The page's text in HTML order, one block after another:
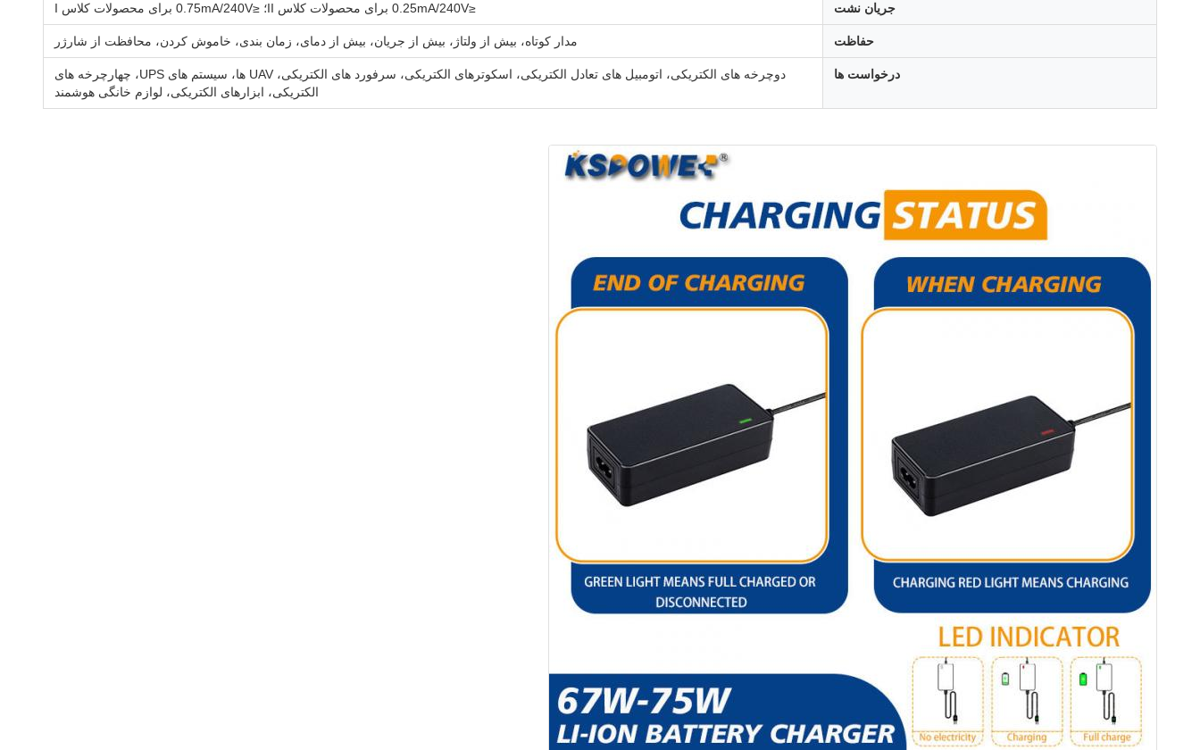
جریان نشت ≤0.25mA/240V برای محصولات کلاس II؛ ≤0.75mA/240V برای محصولات کلاس I
حفاظت مدار کوتاه، بیش از ولتاژ، بیش از جریان، بیش از دمای، زمان بندی، خاموش کردن، محافظت از شارژر
درخواست ها
دوچرخه های الکتریکی، اتومبیل های تعادل الکتریکی، اسکوترهای الکتریکی، سرفورد های الکتریکی، UAV ها، سیستم های UPS، چهارچرخه های
الکتریکی، ابزارهای الکتریکی، لوازم خانگی هوشمند